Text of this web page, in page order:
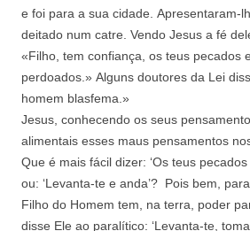
e foi para a sua cidade. Apresentaram-
deitado num catre. Vendo Jesus a fé
«Filho, tem confiança, os teus pecados
perdoados.» Alguns doutores da Lei
homem blasfema.»
Jesus, conhecendo os seus
alimentais esses maus pensamentos
Que é mais fácil dizer: ‘Os teus pecados
ou: ‘Levanta-te e anda’? Pois bem,
Filho do Homem tem, na terra, poder
disse Ele ao paralítico: ‘Levanta-te,